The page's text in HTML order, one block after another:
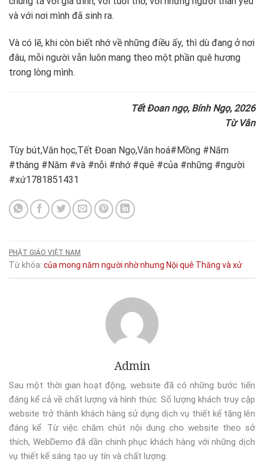
và với nơi mình đã sinh ra.
Và có lẽ, khi còn biết nhớ về những điều ấy, thì dù đang ở nơi
đâu, mỗi người vẫn luôn mang theo một phần quê hương
trong lòng mình.
Tết Đoan ngọ, Bính Ngọ, 2026
Từ Vân
Tùy bút,Văn học,Tết Đoan Ngọ,Văn hoá#Mồng #Năm
#tháng #Năm #và #nỗi #nhớ #quê #của #những #người
#xứ1781851431
PHẬT GIÁO VIỆT NAM
Từ khóa: củamong năm người nhờnhưng Nội quê Thăng vàxử
Admin
Sau một thời gian hoạt động, website đã có những bước tiến
đáng kể cả về chất lượng và hình thức. Số lượng khách truy cập
website trở thành khách hàng sử dụng dịch vụ thiết kế tăng lên
đáng kể. Từ việc chăm chút nội dung cho website theo sở
thích, WebDemo đã dần chinh phục khách hàng với những dịch
vụ thiết kế sáng tạo uy tín và chất lượng.